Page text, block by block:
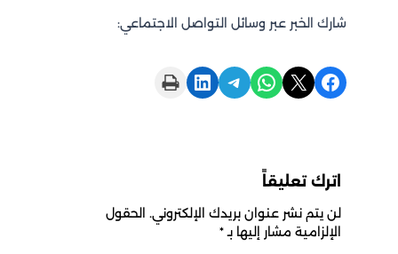
شارك الخبر عبر وسائل التواصل الاجتماعي:
Share on Facebook
Share on X
Share on WhatsApp
Share on Telegram
Share on LinkedIn
Print this Page
اترك تعليقاً
لن يتم نشر عنوان بريدك الإلكتروني. الحقول
الإلزامية مشار إليها بـ*